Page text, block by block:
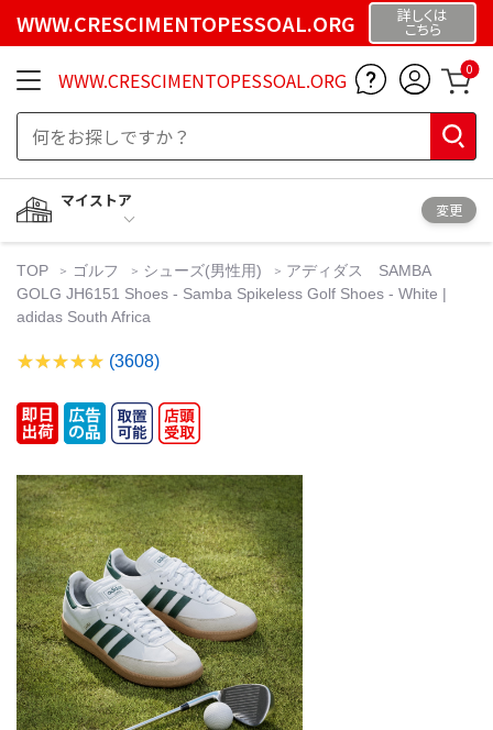
WWW.CRESCIMENTOPESSOAL.ORG 詳しくは
こちら
WWW.CRESCIMENTOPESSOAL.ORG 0
マイストア
変更
TOP ゴルフ シューズ(男性用)
アディダス SAMBA
GOLG JH6151 Shoes - Samba Spikeless Golf Shoes - White |
adidas South Africa
(3608)